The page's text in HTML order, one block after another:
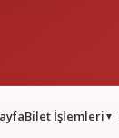
Bilet İşlemleri ▼